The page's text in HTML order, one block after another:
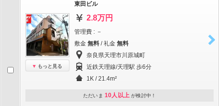
もっと見る
東田ビル
2.8万円
管理費 : －
敷金 無料 / 礼金 無料
奈良県天理市川原城町
近鉄天理線/天理駅 歩6分
1K / 21.4m²
ただいま 10人以上 が検討中！